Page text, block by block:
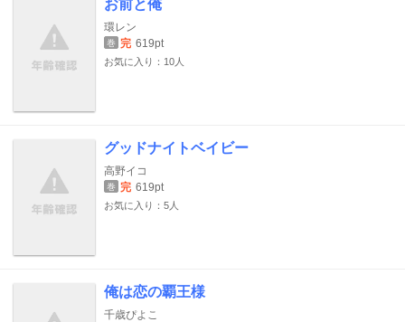
お前と俺
環レン
巻 完 619pt
お気に入り：10人
グッドナイトベイビー
高野イコ
巻 完 619pt
お気に入り：5人
俺は恋の覇王様
千歳ぴよこ